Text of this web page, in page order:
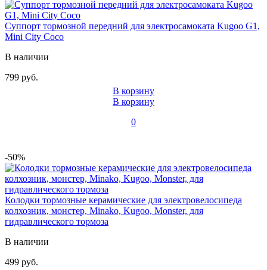
Суппорт тормозной передний для электросамоката Kugoo G1,
Mini City Coco
В наличии
799 руб.
В корзину
В корзину
0
-50%
Колодки тормозные керамические для электровелосипеда
колхозник, монстер, Minako, Kugoo, Monster, для
гидравлического тормоза
В наличии
499 руб.